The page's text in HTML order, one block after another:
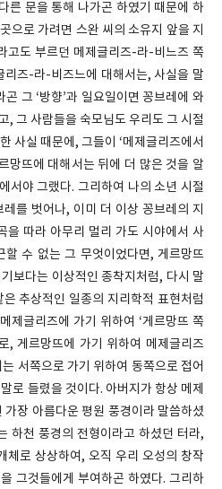
른 문을 통해 나가곤 하였기 때문에 하
으로 가려면 스완 씨의 소유지 앞을 지
고도 부르던 메제글리즈-라-비느즈 쪽
리즈-라-비즈느에 대해서는, 사실을 말
그 ‘방향’과 일요일이면 꽁브레에 와
, 그 사람들을 숙모님도 우리도 그 시절
사실 때문에, 그들이 ‘메제글리즈에서
망뜨에 대해서는 뒤에 더 많은 것을 알
서야 그랬다. 그리하여 나의 소년 시절
를 벗어나, 이미 더 이상 꽁브레의 지
을 따라 아무리 멀리 가도 시야에서 사
할 수 없는 그 무엇이었다면, 게르망뜨
보다는 이상적인 종착지처럼, 다시 말
추상적인 일종의 지리학적 표현처럼
제글리즈에 가기 위하여 ‘게르망뜨 쪽
, 게르망뜨에 가기 위하여 메제글리즈
서쪽으로 가기 위하여 동쪽으로 접어
로 들렸을 것이다. 아버지가 항상 메제
장 아름다운 평원 풍경이라 말씀하셨
하천 풍경의 전형이라고 하셨던 터라,
체로 상상하여, 오직 우리 오성의 창작
그것들에게 부여하곤 하였다. 그리하